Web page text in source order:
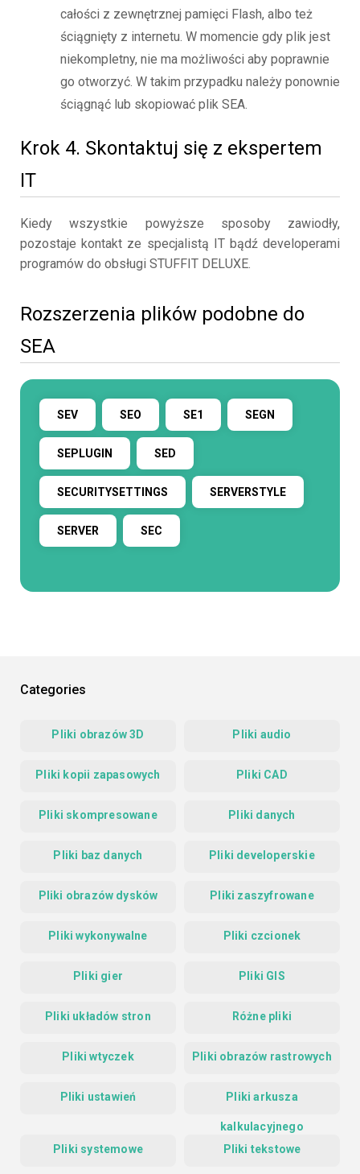
całości z zewnętrznej pamięci Flash, albo też
ściągnięty z internetu. W momencie gdy plik jest
niekompletny, nie ma możliwości aby poprawnie
go otworzyć. W takim przypadku należy ponownie
ściągnąć lub skopiować plik SEA.
Krok 4. Skontaktuj się z ekspertem
IT
Kiedy wszystkie powyższe sposoby zawiodły,
pozostaje kontakt ze specjalistą IT bądź developerami
programów do obsługi STUFFIT DELUXE.
Rozszerzenia plików podobne do
SEA
SEV SEO SE1 SEGN
SEPLUGIN SED
SECURITYSETTINGS SERVERSTYLE
SERVER SEC
Categories
Pliki obrazów 3D Pliki audio
Pliki kopii zapasowych Pliki CAD
Pliki skompresowane Pliki danych
Pliki baz danych Pliki developerskie
Pliki obrazów dysków Pliki zaszyfrowane
Pliki wykonywalne Pliki czcionek
Pliki gier Pliki GIS
Pliki układów stron Różne pliki
Pliki wtyczek Pliki obrazów rastrowych
Pliki ustawień Pliki arkusza
kalkulacyjnego
Pliki systemowe
Pliki tekstowe